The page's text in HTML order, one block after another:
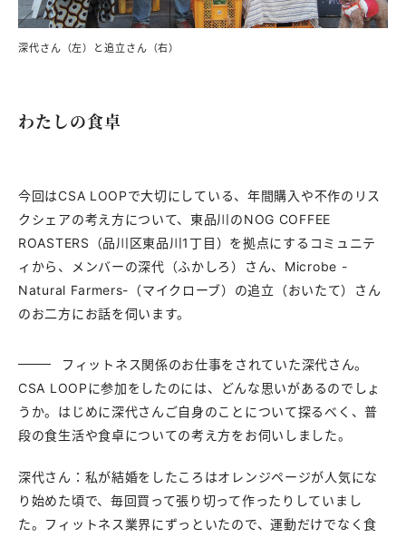
深代さん（左）と追立さん（右）
わたしの食卓
今回はCSA LOOPで大切にしている、年間購入や不作のリス
クシェアの考え方について、東品川のNOG COFFEE
ROASTERS（品川区東品川1丁目）を拠点にするコミュニテ
ィから、メンバーの深代（ふかしろ）さん、Microbe -
Natural Farmers-（マイクローブ）の追立（おいたて）さん
のお二方にお話を伺います。
フィットネス関係のお仕事をされていた深代さん。
CSA LOOPに参加をしたのには、どんな思いがあるのでしょ
うか。はじめに深代さんご自身のことについて探るべく、普
段の食生活や食卓についての考え方をお伺いしました。
深代さん：私が結婚をしたころはオレンジページが人気にな
り始めた頃で、毎回買って張り切って作ったりしていまし
た。フィットネス業界にずっといたので、運動だけでなく食